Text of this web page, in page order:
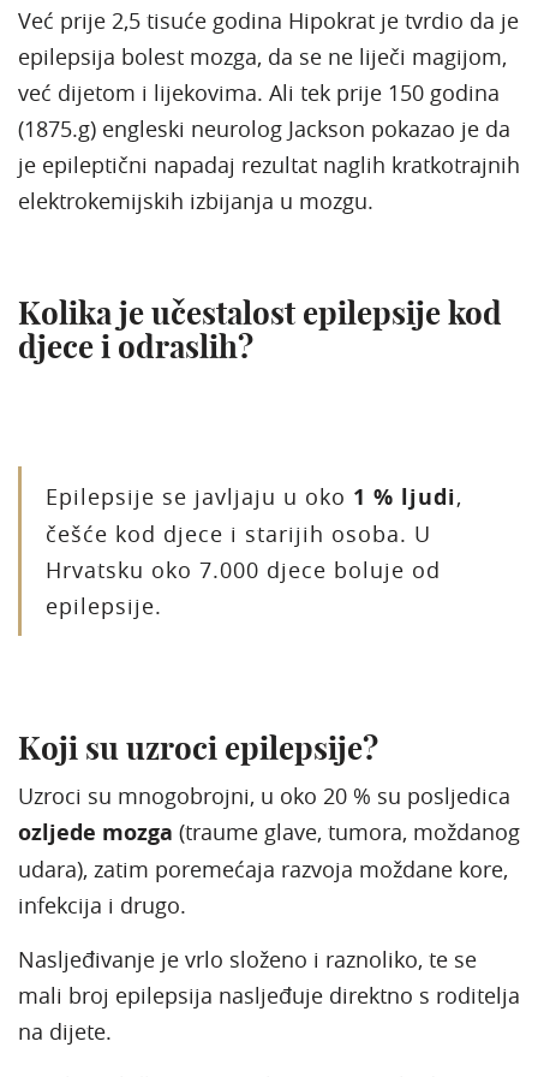
Već prije 2,5 tisuće godina Hipokrat je tvrdio da je
epilepsija bolest mozga, da se ne liječi magijom,
već dijetom i lijekovima. Ali tek prije 150 godina
(1875.g) engleski neurolog Jackson pokazao je da
je epileptični napadaj rezultat naglih kratkotrajnih
elektrokemijskih izbijanja u mozgu.
Kolika je učestalost epilepsije kod
djece i odraslih?
Epilepsije se javljaju u oko 1 % ljudi,
češće kod djece i starijih osoba. U
Hrvatsku oko 7.000 djece boluje od
epilepsije.
Koji su uzroci epilepsije?
Uzroci su mnogobrojni, u oko 20 % su posljedica
ozljede mozga (traume glave, tumora, moždanog
udara), zatim poremećaja razvoja moždane kore,
infekcija i drugo.
Nasljeđivanje je vrlo složeno i raznoliko, te se
mali broj epilepsija nasljeđuje direktno s roditelja
na dijete.